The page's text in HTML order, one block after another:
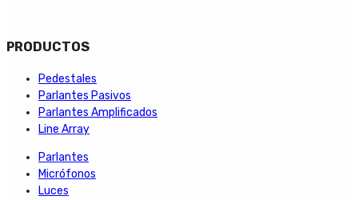
PRODUCTOS
Pedestales
Parlantes Pasivos
Parlantes Amplificados
Line Array
Parlantes
Micrófonos
Luces